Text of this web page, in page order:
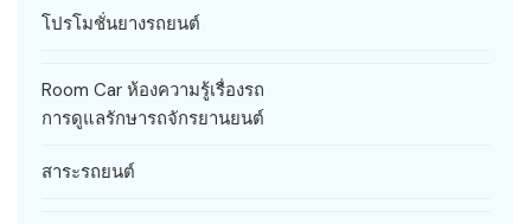
โปรโมชั่นยางรถยนต์
Room Car ห้องความรู้เรื่องรถ
การดูแลรักษารถจักรยานยนต์
สาระรถยนต์